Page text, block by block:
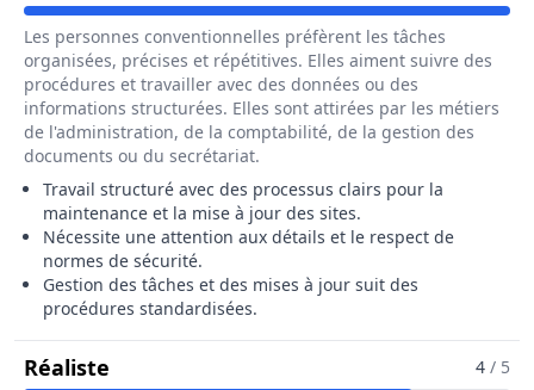
Les personnes conventionnelles préfèrent les tâches
organisées, précises et répétitives. Elles aiment suivre des
procédures et travailler avec des données ou des
informations structurées. Elles sont attirées par les métiers
de l'administration, de la comptabilité, de la gestion des
documents ou du secrétariat.
Travail structuré avec des processus clairs pour la
maintenance et la mise à jour des sites.
Nécessite une attention aux détails et le respect de
normes de sécurité.
Gestion des tâches et des mises à jour suit des
procédures standardisées.
Réaliste Pour Le Métier De Administrateur /
4 / 5